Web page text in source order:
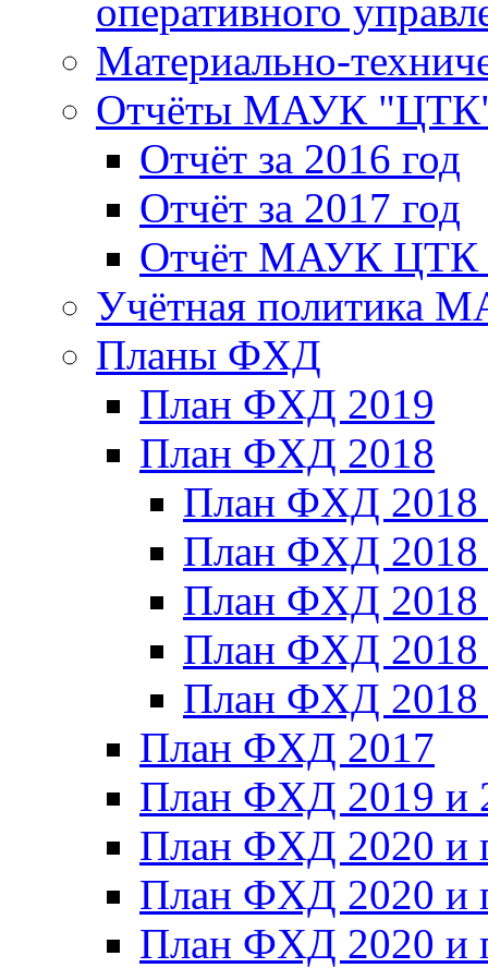
оперативного
Материально-
Отчёты МАУК
Отчёт за 2016 год
Отчёт за 2017 год
Отчёт МАУК ЦТК
Учётная политика
Планы ФХД
План ФХД 2019
План ФХД 2018
План ФХД
План ФХД
План ФХД
План ФХД
План ФХД
План ФХД 2017
План ФХД 2019 и
План ФХД 2020 и
План ФХД 2020 и
План ФХД 2020 и